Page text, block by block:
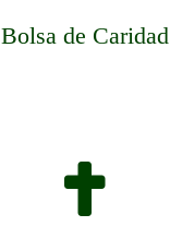
Bolsa de Caridad
